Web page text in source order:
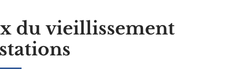
du vieillissement